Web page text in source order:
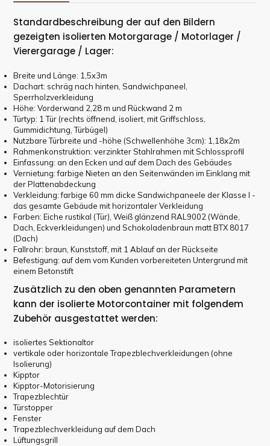
Standardbeschreibung der auf den Bildern
gezeigten isolierten Motorgarage / Motorlager /
Vierergarage / Lager:
Breite und Länge: 1,5x3m
Dachart: schräg nach hinten, Sandwichpaneel,
Sperrholzverkleidung
Höhe: Vorderwand 2,28 m und Rückwand 2 m
Türtyp: 1 Tür (rechts öffnend, isoliert, mit Griffschloss,
Gummidichtung, Türbügel)
Nutzbare Türbreite und -höhe (Schwellenhöhe 3cm): 1,18x2m
Rahmenkonstruktion: verzinkter Stahlrahmen mit Schlossprofil
Einfassung: an den Ecken und auf dem Dach des Gebäudes
Vernietung: farbige Nieten an den Seitenwänden im Einklang mit
der Plattenabdeckung
Verkleidung: farbige 60 mm dicke Sandwichpaneele der Klasse I -
das gesamte Gebäude mit horizontaler Verkleidung
Farben: Eiche rustikal (Tür), Weiß glänzend RAL9002 (Wände,
Dach, Eckverkleidungen) und Schokoladenbraun matt BTX 8017
(Dach)
Fallrohr: braun, Kunststoff, mit 1 Ablauf an der Rückseite
Befestigung: auf dem vom Kunden vorbereiteten Untergrund mit
einem Betonstift
Zusätzlich zu den oben genannten Parametern
kann der isolierte Motorcontainer mit folgendem
Zubehör ausgestattet werden:
isoliertes Sektionaltor
vertikale oder horizontale Trapezblechverkleidungen (ohne
Isolierung)
Kipptor
Kipptor-Motorisierung
Trapezblechtür
Türstopper
Fenster
Trapezblechverkleidung auf dem Dach
Lüftungsgrill